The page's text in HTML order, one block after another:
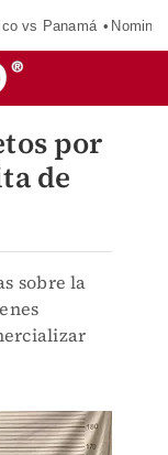
vs Panamá
por
de
sobre la